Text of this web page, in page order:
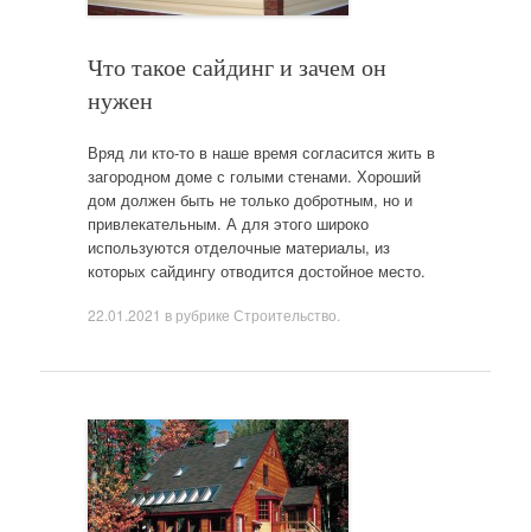
Что такое сайдинг и зачем он
нужен
Вряд ли кто-то в наше время согласится жить в
загородном доме с голыми стенами. Хороший
дом должен быть не только добротным, но и
привлекательным. А для этого широко
используются отделочные материалы, из
которых сайдингу отводится достойное место.
22.01.2021 в рубрике Строительство